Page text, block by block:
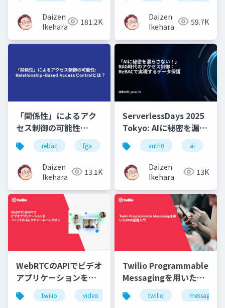
Daizen
Ikehara
181.2K
Daizen
Ikehara
59.7K
「関係性」によるアク
セス制御の可能性
Relationship-Based
Access Controlとは？
rebac fga auth0 cloud native
Daizen
Ikehara
13.1K
ServerlessDays 2025
Tokyo: AIに秘密を漏ら
さない！」RAG時代の
アクセス制御：ReBAC
で実現するデータ保護
auth0 ai
Daizen
Ikehara
13K
WebRTCのAPIでビデオ
アプリケーションをつ
くってみるレクチャー
＆ハンズオン
twilio video webrtc api
Twilio Programmable
Messagingを用いた
SMS送信入門
twilio messaging